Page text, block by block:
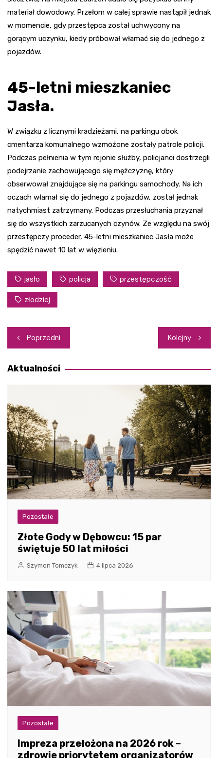
materiał dowodowy. Przełom w całej sprawie nastąpił jednak
w momencie, gdy przestępca został uchwycony na
gorącym uczynku, kiedy próbował włamać się do jednego z
pojazdów.
45-letni mieszkaniec
Jasła.
W związku z licznymi kradzieżami, na parkingu obok
cmentarza komunalnego wzmożone zostały patrole policji.
Podczas pełnienia w tym rejonie służby, policjanci dostrzegli
podejrzanie zachowującego się mężczyznę, który
obserwował znajdujące się na parkingu samochody. Na ich
oczach włamał się do jednego z pojazdów, został jednak
natychmiast zatrzymany. Podczas przesłuchania przyznał
się do wszystkich zarzucanych czynów. Ze względu na swój
przestępczy proceder, 45-letni mieszkaniec Jasła może
spędzić nawet 10 lat w więzieniu.
jasło policja przestępczość
złodziej
Nawigacja
wpisu
Poprzedni Kolejny
Aktualności
Pozostałe
Złote Gody w Dębowcu: 15 par
świętuje 50 lat miłości
Szymon Tomczyk 4 lipca 2026
Pozostałe
Impreza przełożona na 2026 rok –
zdrowie priorytetem organizatorów